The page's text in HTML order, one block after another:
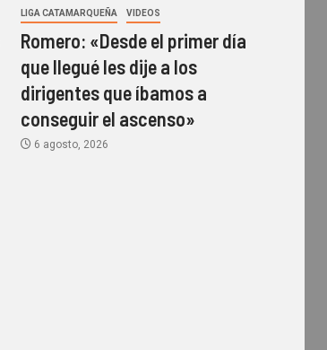
LIGA CATAMARQUEÑA VIDEOS
Romero: «Desde el primer día
que llegué les dije a los
dirigentes que íbamos a
conseguir el ascenso»
6 agosto, 2026